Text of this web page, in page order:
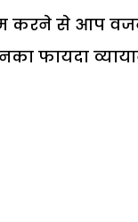
करने से आप
फायदा